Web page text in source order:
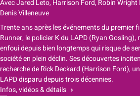
AvecJared Leto, Harrison Ford, Robin Wright
Denis Villeneuve
Trente ans après les événements du premier
Runner, le policier K du LAPD (Ryan
enfoui depuis bien longtemps qui risque de
société en plein déclin. Ses découvertes
recherche de Rick Deckard (Harrison Ford),
LAPD disparu depuis trois décennies.
Infos, vidéos & détails